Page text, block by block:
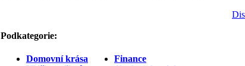
Podkategorie:
Domovní krása
Finance